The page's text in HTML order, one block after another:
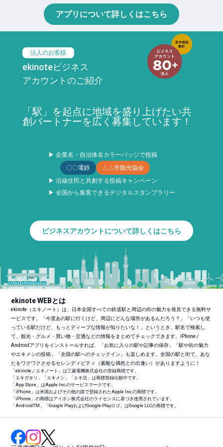
アプリについて詳しくはこちら
法人のお客様
ekinoteビジネス
アカウントのご紹介
「駅」を起点に地域を盛り上げたい共
創パートナーを広く募集しています！
▶ 企業名・自治体名カラーバッジで投稿
〇〇電鉄
△△市観光協会
▶ 沿線住民と共創する投稿キャンペーン
▶ 全国から集客できるデジタルスタンプラリー
ビジネスアカウントについて詳しくはこちら
ekinote WEBとは
ekinote（エキノート）は、日本全国すべての鉄道駅と周辺の街の魅力を発見できる無料サ
ービスです。「今度あの駅に行くけど、周辺にどんな場所があるんだろう？」「いつも使
っている駅だけど、もっとディープな情報が知りたいな！」というとき、駅名で検索し
て、観光・グルメ・買い物・交通などの情報をまとめてチェックできます。iPhone /
Androidアプリをインストールすれば、「お気に入りの駅や記事の保存」「駅や街の魅力
やエキメシの投稿」「全国の駅へのチェックイン」も楽しめます。全国の駅と街で、あな
たをワクワクさせるセレンディピティ（素敵な偶然との出逢い）がありますように！
「ekinote／エキノート」は三菱電機株式会社の登録商標です。
「エキガタリ」「エキメシ」「エキ活」は商標登録出願中です。
「App Store」はApple Inc.のサービスマークです。
「iPhone」は米国およびその他の国で登録されたApple Inc.の商標です。
「iPhone」の商標はアイホン株式会社のライセンスに基づき使用されています。
「AndroidTM 」「Google PlayおよびGoogle Playロゴ」はGoogle LLCの商標です。